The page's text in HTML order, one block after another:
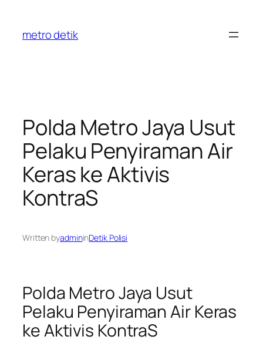
content
metro detik
Polda Metro Jaya Usut
Pelaku Penyiraman Air
Keras ke Aktivis
KontraS
Written byadmininDetik Polisi
Polda Metro Jaya Usut
Pelaku Penyiraman Air Keras
ke Aktivis KontraS